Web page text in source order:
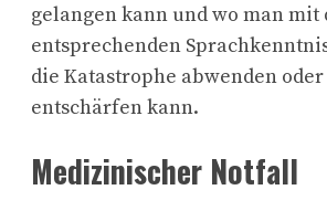
gelangen kann und wo man mit
entsprechenden
die Katastrophe abwenden
entschärfen kann.
Medizinischer Notfall